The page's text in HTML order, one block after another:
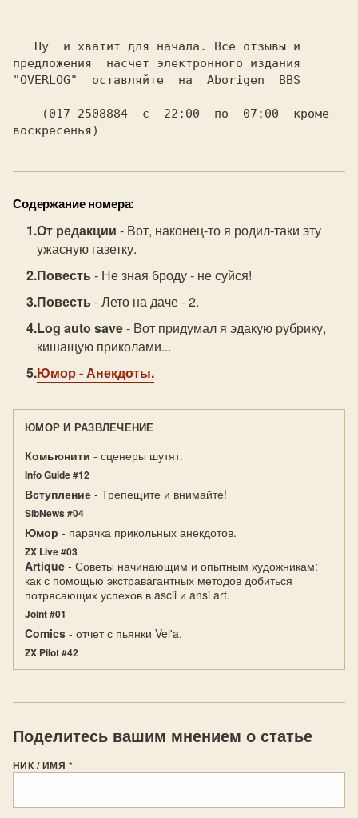
предложения  насчет электронного издания
"OVERLOG"  оставляйте  на  Aborigen  BBS
Содержание номера:
От редакции - Вот, наконец-то я родил-таки эту
ужасную газетку.
Повесть - Не зная броду - не суйся!
Повесть - Лето на даче - 2.
Log auto save- Вот придумал я эдакую рубрику,
кишащую приколами...
Юмор - Анекдоты.
ЮМОР И РАЗВЛЕЧЕНИЕ
Комьюнити - сценеры шутят.
Info Guide #12
Вступление - Трепещите и внимайте!
SibNews #04
Юмор - парачка прикольных анекдотов.
ZX Live #03
Artique - Советы начинающим и опытным художникам:
как с помощью экстравагантных методов добиться
потрясающих успехов в ascii и ansi art.
Joint #01
Comics - отчет с пьянки Vel'a.
ZX Pilot #42
Поделитесь вашим мнением о статье
НИК / ИМЯ *